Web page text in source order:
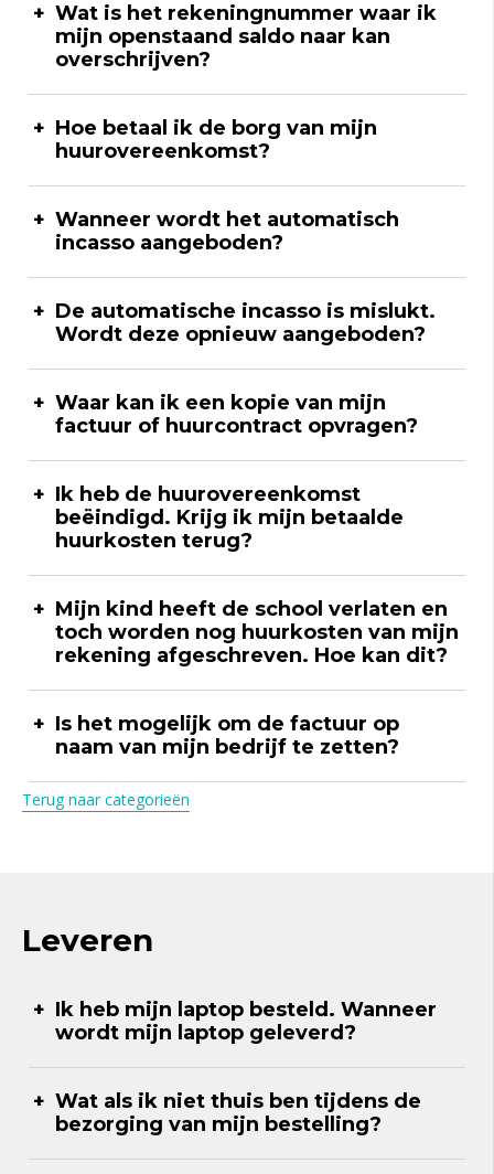
Wat is het rekeningnummer waar ik
mijn openstaand saldo naar kan
overschrijven?
Hoe betaal ik de borg van mijn
huurovereenkomst?
Wanneer wordt het automatisch
incasso aangeboden?
De automatische incasso is mislukt.
Wordt deze opnieuw aangeboden?
Waar kan ik een kopie van mijn
factuur of huurcontract opvragen?
Ik heb de huurovereenkomst
beëindigd. Krijg ik mijn betaalde
huurkosten terug?
Mijn kind heeft de school verlaten en
toch worden nog huurkosten van mijn
rekening afgeschreven. Hoe kan dit?
Is het mogelijk om de factuur op
naam van mijn bedrijf te zetten?
Terug naar categorieën
Leveren
Ik heb mijn laptop besteld. Wanneer
wordt mijn laptop geleverd?
Wat als ik niet thuis ben tijdens de
bezorging van mijn bestelling?